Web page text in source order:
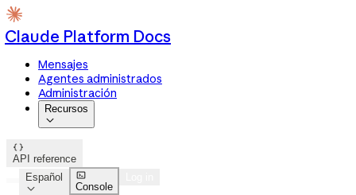
Claude Platform Docs
Mensajes
Agentes administrados
Administración
Recursos


API reference
Español


Console